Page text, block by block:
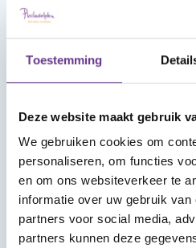
Toestemming
Deze website maakt gebruik
We gebruiken cookies om
personaliseren, om functies
en om ons websiteverkeer te
informatie over uw gebruik
partners voor social media,
partners kunnen deze
omgeving van
toegang toe.
Account aanmaken
Wat vind je in Mijn
In Mijn Sophi kan je de
luistertips en
met het hartje als